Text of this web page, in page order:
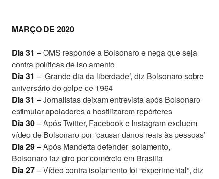
MARÇO DE 2020
Dia 31 –OMS responde a Bolsonaro e nega que seja
contra políticas de isolamento
Dia 31 – ‘Grande dia da liberdade’, diz Bolsonaro sobre
aniversário do golpe de 1964
Dia 31 –Jornalistas deixam entrevista após Bolsonaro
estimular apoiadores a hostilizarem repórteres
Dia 30–Após Twitter, Facebook e Instagram excluem
vídeo de Bolsonaro por ‘causar danos reais às pessoas’
Dia 29–Após Mandetta defender isolamento,
Bolsonaro faz giro por comércio em Brasília
Dia 27–Vídeo contra isolamento foi “experimental”, diz